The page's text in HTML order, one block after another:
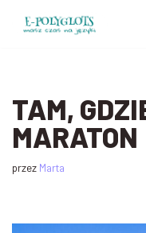
TAM,
MARATON
przez Marta